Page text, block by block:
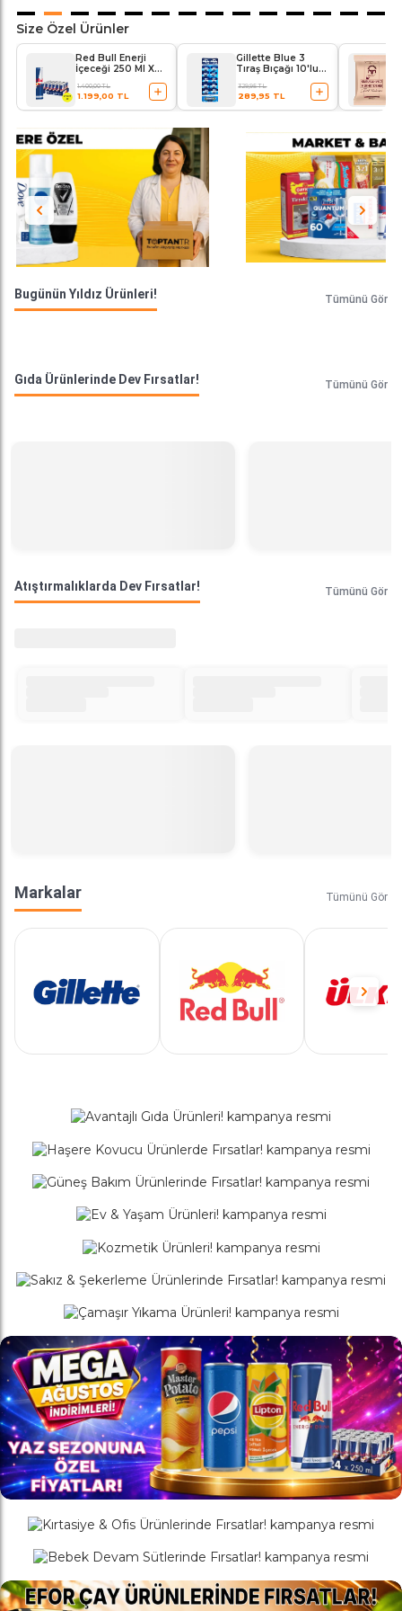
Size Özel Ürünler
Red Bull Enerji
İçeceği 250 Ml X
1.400,00 TL
1.199,00 TL
Gillette Blue 3
Tıraş Bıçağı 10'lu
Plus
329,95 TL
289,95 TL
Bugünün Yıldız Ürünleri! Tümünü Gör
Gıda Ürünlerinde Dev Fırsatlar! Tümünü Gör
Atıştırmalıklarda Dev Fırsatlar! Tümünü Gör
Markalar Tümünü Gör